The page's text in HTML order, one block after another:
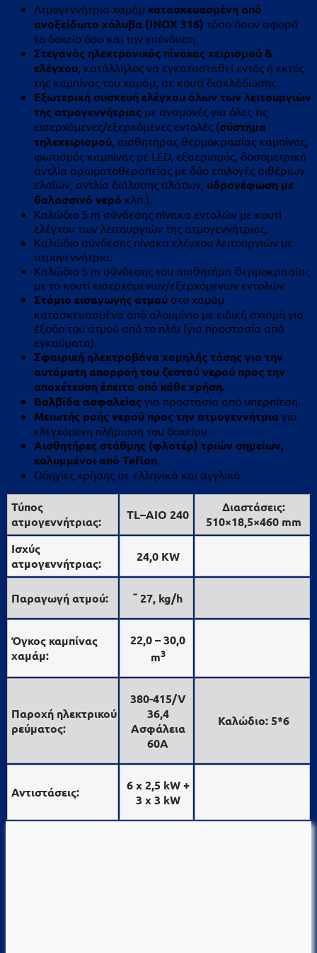
Ατμογεννήτρια χαμάμ κατασκευασμένη από
ανοξείδωτο χάλυβα (INOX 316) τόσο όσον αφορά
το δοχείο όσο και την επένδυση.
Στεγανός ηλεκτρονικός πίνακας χειρισμού &
ελέγχου , κατάλληλος να εγκατασταθεί εντός ή εκτός
της καμπίνας του χαμάμ, σε κουτί διακλάδωσης.
Εξωτερική συσκευή ελέγχου όλων των λειτουργιών
της ατμογεννήτριας με αναμονές για όλες τις
εισερχόμενες/εξερχόμενες εντολές (σύστημα
τηλεχειρισμού , αισθητήρας θερμοκρασίας καμπίνας,
φωτισμός καμπίνας με LED, εξαερισμός, δοσομετρική
αντλία αρωματοθεραπείας με δύο επιλογές αιθέριων
ελαίων, αντλία διάλυσης αλάτων, υδρονέφωση με
θαλασσινό νερό κλπ.).
Καλώδιο 5 m σύνδεσης πίνακα εντολών με κουτί
ελέγχου των λειτουργιών της ατμογεννήτριας.
Καλώδιο σύνδεσης πίνακα ελέγχου λειτουργιών με
ατμογεννήτρια.
Καλώδιο 5 m σύνδεσης του αισθητήρα θερμοκρασίας
με το κουτί εισερχόμενων/εξερχόμενων εντολών
Στόμιο εισαγωγής ατμού στο χαμάμ
κατασκευασμένα από αλουμίνιο με ειδική σχισμή για
έξοδο του ατμού από το πλάι (για προστασία από
εγκαύματα).
Σφαιρική ηλεκτροβάνα χαμηλής τάσης για την
αυτόματη απορροή του ζεστού νερού προς την
αποχέτευση έπειτα από κάθε χρήση.
Βαλβίδα ασφαλείας για προστασία από υπερπίεση.
Μειωτής ροής νερού προς την ατμογεννήτρια για
ελεγχόμενη πλήρωση του δοχείου
Αισθητήρες στάθμης (φλοτέρ) τριών σημείων,
καλυμμένοι από Teflon
Οδηγίες χρήσης σε ελληνικά και αγγλικά
Τύπος
ατμογεννήτριας:
TL–AIO 240
Διαστάσεις:
510×18,5×460 mm
Ισχύς
ατμογεννήτριας:
24,0 KW
Παραγωγή ατμού: ˜ 27, kg/h
Όγκος καμπίνας
χαμάμ:
22,0 – 30,0
m3
Παροχή ηλεκτρικού
ρεύματος:
380-415/V
36,4
Ασφάλεια
60Α
Καλώδιο: 5*6
Αντιστάσεις:
6 x 2,5 kW +
3 x 3 kW